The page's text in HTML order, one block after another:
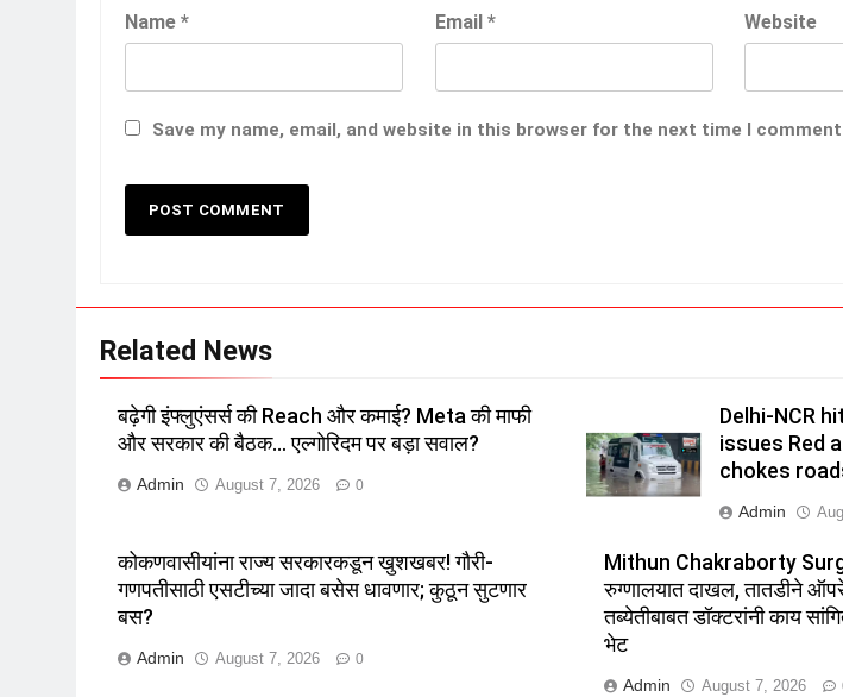
Name * Email * Website
Save my name, email, and website in this browser for the next time I
Related News
बढ़ेगी इंफ्लुएंसर्स की Reach और कमाई? Meta की माफी
और सरकार की बैठक… एल्गोरिदम पर बड़ा सवाल?
Admin August 7, 2026 0
Delhi-NCR
issues Red
chokes
Admin
कोकणवासीयांना राज्य सरकारकडून खुशखबर! गौरी-
गणपतीसाठी एसटीच्या जादा बसेस धावणार; कुठून सुटणार
बस?
Admin August 7, 2026 0
Mithun Chakraborty
रुग्णालयात दाखल, तातडीने
तब्येतीबाबत डॉक्टरांनी काय
भेट
Admin August 7, 2026